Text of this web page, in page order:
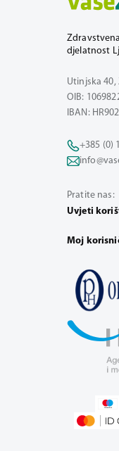
djelatnost
Utinjska 40,
OIB:
IBAN:
+385 (0)
Pratite nas:
Uvjeti
Moj